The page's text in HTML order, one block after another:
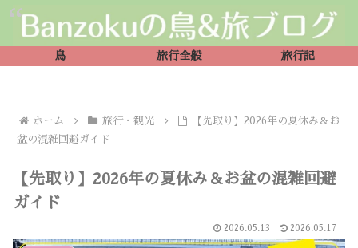
鳥 旅行全般 旅行記
ホーム 旅行・観光
【先取り】2026年の夏休み＆お
盆の混雑回避ガイド
【先取り】2026年の夏休み＆お盆の混雑回避
ガイド
2026.05.13 2026.05.17